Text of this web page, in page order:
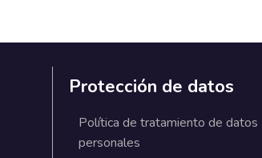
Protección de datos
Política de tratamiento de datos
personales